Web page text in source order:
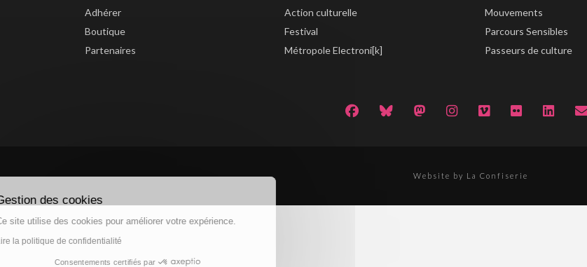
Adhérer
Boutique
Partenaires
Action culturelle
Festival
Métropole Electroni[k]
Mouvements
Parcours Sensibles
Passeurs de culture
Website by La Confiserie
Gestion des cookies
Ce site utilise des cookies pour améliorer votre expérience.
Lire la politique de confidentialité
Consentements certifiés par